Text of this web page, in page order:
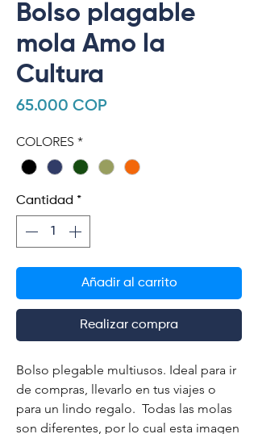
Bolso plagable
mola Amo la
Cultura
65.000 COPPrecio
COLORES *
Cantidad *
Añadir al carrito
Realizar compra
Bolso plegable multiusos. Ideal para ir
de compras, llevarlo en tus viajes o
para un lindo regalo. Todas las molas
son diferentes, por lo cual esta imagen